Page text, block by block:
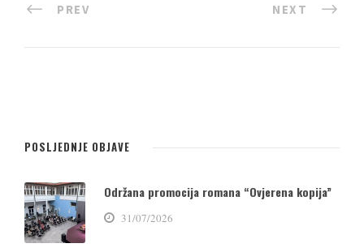
PREV NEXT
POSLJEDNJE OBJAVE
Održana promocija romana “Ovjerena kopija”
31/07/2026